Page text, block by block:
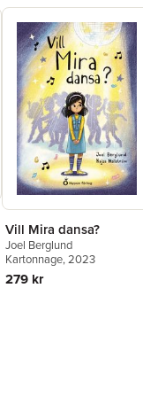
Vill Mira dansa?
Joel Berglund
Kartonnage, 2023
279 kr